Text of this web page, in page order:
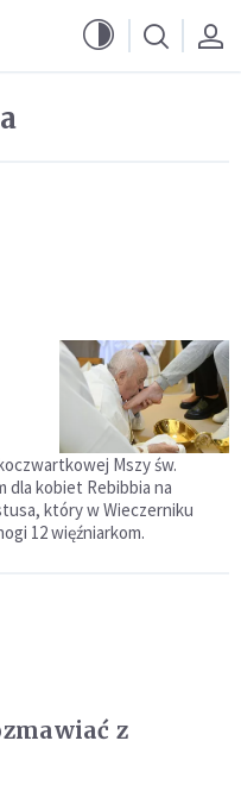
Mszy św.
dla kobiet Rebibbia na
który w Wieczerniku
12 więźniarkom.
z